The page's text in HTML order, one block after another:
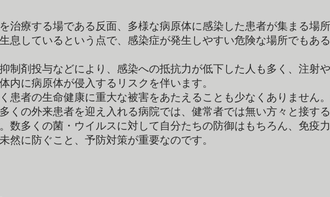
治療する場である反面、多様な病原体に感染した患者が集まる場
息しているという点で、感染症が発生しやすい危険な場所でもあ
制剤投与などにより、感染への抵抗力が低下した人も多く、注射
内に病原体が侵入するリスクを伴います。
患者の生命健康に重大な被害をあたえることも少なくありません
くの外来患者を迎え入れる病院では、健常者では無い方々と接す
数多くの菌・ウイルスに対して自分たちの防御はもちろん、免疫
然に防ぐこと、予防対策が重要なのです。